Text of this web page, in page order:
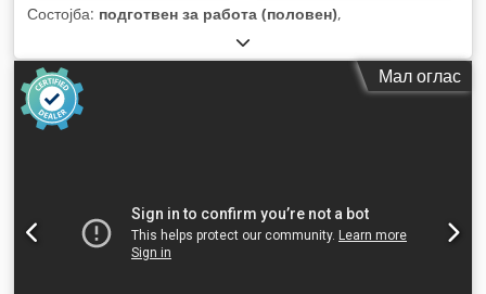
Состојба: подготвен за работа (половен),
Мал оглас